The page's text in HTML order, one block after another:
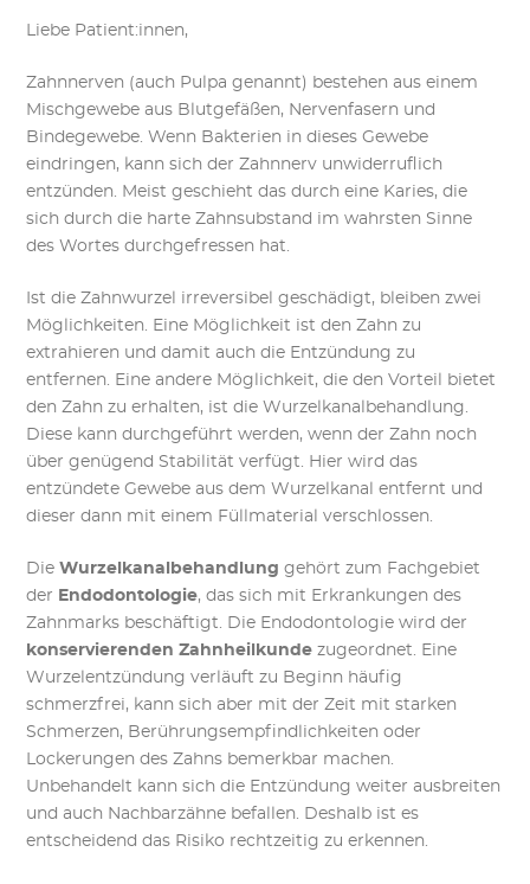
Liebe Patient:innen,
Zahnnerven (auch Pulpa genannt) bestehen aus einem
Mischgewebe aus Blutgefäßen, Nervenfasern und
Bindegewebe. Wenn Bakterien in dieses Gewebe
eindringen, kann sich der Zahnnerv unwiderruflich
entzünden. Meist geschieht das durch eine Karies, die
sich durch die harte Zahnsubstand im wahrsten Sinne
des Wortes durchgefressen hat.
Ist die Zahnwurzel irreversibel geschädigt, bleiben zwei
Möglichkeiten. Eine Möglichkeit ist den Zahn zu
extrahieren und damit auch die Entzündung zu
entfernen. Eine andere Möglichkeit, die den Vorteil bietet
den Zahn zu erhalten, ist die Wurzelkanalbehandlung.
Diese kann durchgeführt werden, wenn der Zahn noch
über genügend Stabilität verfügt. Hier wird das
entzündete Gewebe aus dem Wurzelkanal entfernt und
dieser dann mit einem Füllmaterial verschlossen.
DieWurzelkanalbehandlung gehört zum Fachgebiet
der Endodontologie, das sich mit Erkrankungen des
Zahnmarks beschäftigt. Die Endodontologie wird der
konservierenden Zahnheilkunde zugeordnet. Eine
Wurzelentzündung verläuft zu Beginn häufig
schmerzfrei, kann sich aber mit der Zeit mit starken
Schmerzen, Berührungsempfindlichkeiten oder
Lockerungen des Zahns bemerkbar machen.
Unbehandelt kann sich die Entzündung weiter ausbreiten
und auch Nachbarzähne befallen. Deshalb ist es
entscheidend das Risiko rechtzeitig zu erkennen.